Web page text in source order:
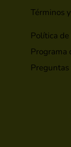
Términos
Política
Programa